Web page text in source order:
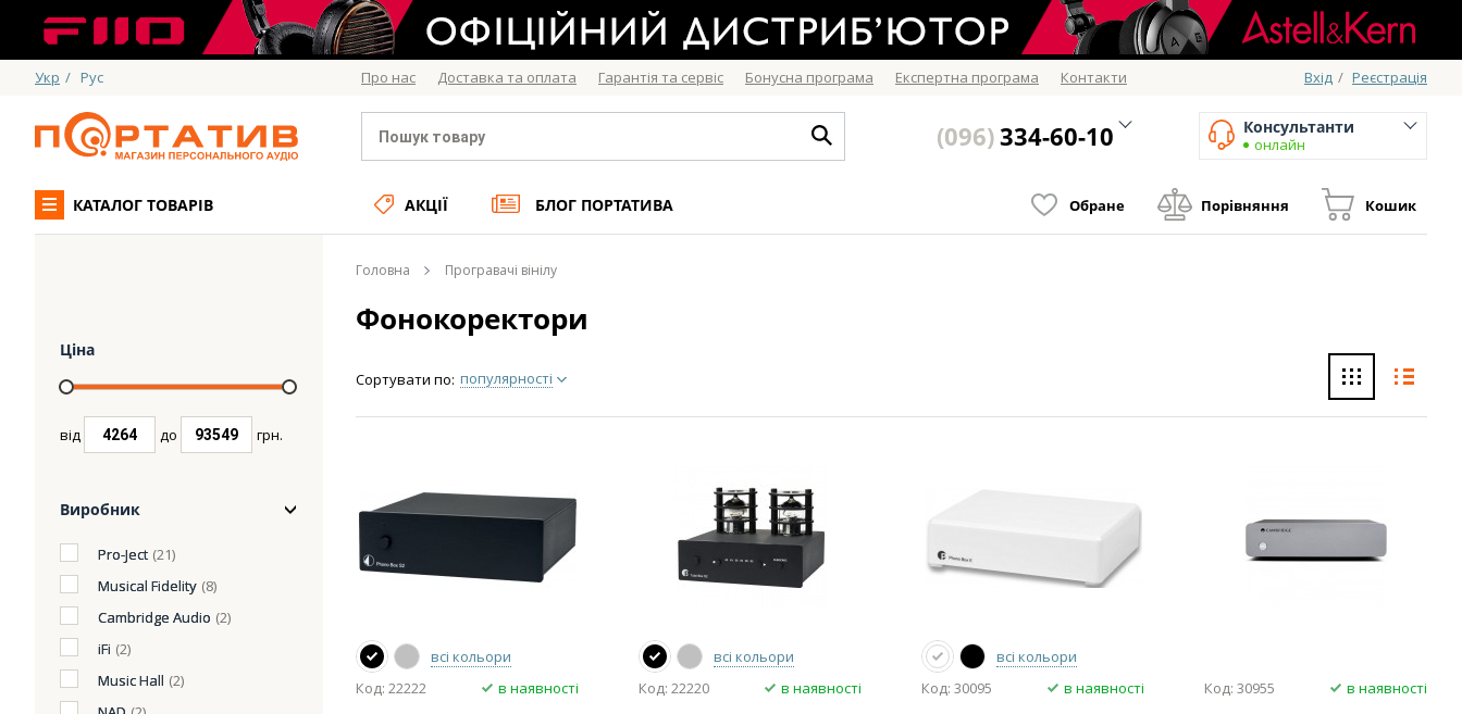
Укр / Рус Про нас Доставка та оплата Гарантія та сервіс Бонусна програма Експертна програма Контакти Вхід / Реєстрація
(096)334-60-10 Консультанти
онлайн
КАТАЛОГ ТОВАРІВ АКЦІЇ БЛОГ ПОРТАТИВА Обране Порівняння Кошик
Ціна
від до грн.
Виробник
Pro-Ject (21)
Musical Fidelity (8)
Cambridge Audio (2)
iFi (2)
Music Hall (2)
Головна Програвачі вінілу
Фонокоректори
Сортувати по: популярності
всі кольори
Код: 22222
в наявності
всі кольори
Код: 22220
в наявності
всі кольори
Код: 30095
в наявності
Код: 30955
в наявності